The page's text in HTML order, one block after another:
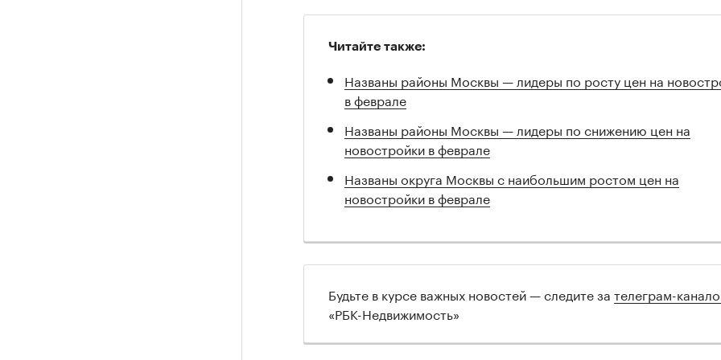
Читайте также:
Названы районы Москвы — лидеры по росту цен на
в феврале
Названы районы Москвы — лидеры по снижению цен на
новостройки в феврале
Названы округа Москвы с наибольшим ростом цен на
новостройки в феврале
Будьте в курсе важных новостей — следите за телеграм-
«РБК-Недвижимость»